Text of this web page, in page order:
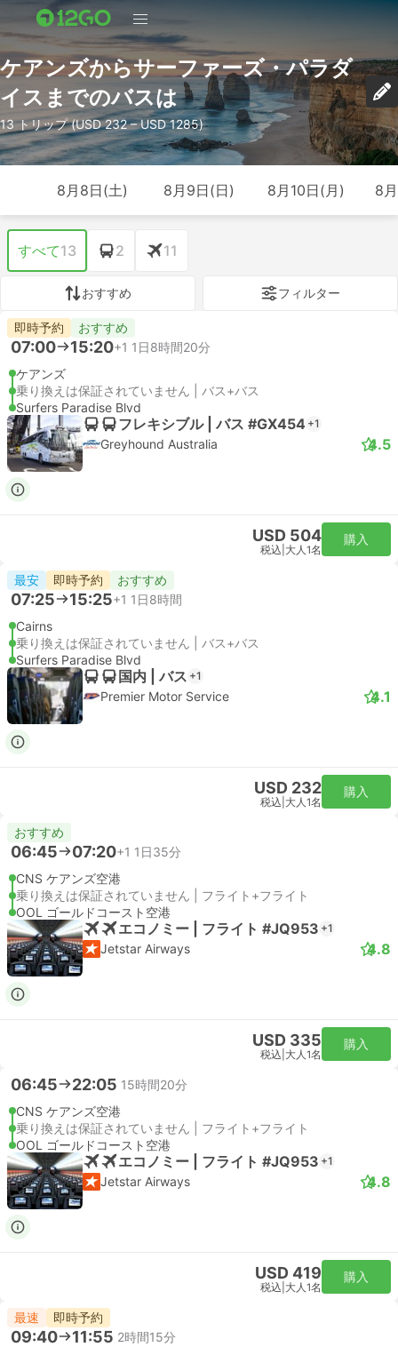
ケアンズからサーファーズ・パラダ
イスまでのバスは
13 トリップ (USD 232 – USD 1285)
8月8日(土) 8月9日(日) 8月10日(月) 8
すべて13 2 11
おすすめ フィルター
即時予約 おすすめ
07:00 15:20+1 1日8時間20分
ケアンズ
乗り換えは保証されていません | バス+バス
Surfers Paradise Blvd
フレキシブル | バス #GX454 +1
Greyhound Australia 4.5
USD 504
税込 大人1名
購入
最安 即時予約 おすすめ
07:25 15:25+1 1日8時間
Cairns
乗り換えは保証されていません | バス+バス
Surfers Paradise Blvd
国内 | バス +1
Premier Motor Service 4.1
USD 232
税込 大人1名
購入
おすすめ
06:45 07:20+1 1日35分
CNS ケアンズ空港
乗り換えは保証されていません | フライト+フライト
OOL ゴールドコースト空港
エコノミー | フライト #JQ953 +1
Jetstar Airways 4.8
USD 335
税込 大人1名
購入
06:45 22:05 15時間20分
CNS ケアンズ空港
乗り換えは保証されていません | フライト+フライト
OOL ゴールドコースト空港
エコノミー | フライト #JQ953 +1
Jetstar Airways 4.8
USD 419
税込 大人1名
購入
最速 即時予約
09:40 11:55 2時間15分